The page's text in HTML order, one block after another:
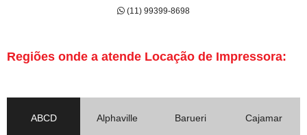
(11) 99399-8698
Regiões onde a atende Locação de Impressora:
ABCD Alphaville Barueri Cajamar